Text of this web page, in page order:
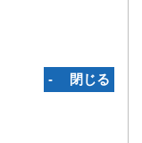
‐ 閉じる